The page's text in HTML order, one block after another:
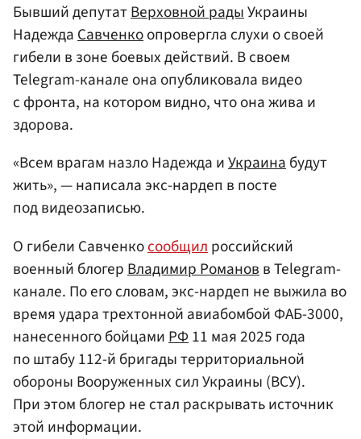
Бывший депутатВерховной радыУкраины
НадеждаСавченкоопровергла слухи о своей
гибели в зоне боевых действий. В своем
Telegram-канале она опубликовала видео
с фронта, на котором видно, что она жива и
здорова.
«Всем врагам назло Надежда иУкраинабудут
жить», — написала экс-нардеп в посте
под видеозаписью.
О гибели Савченкосообщил российский
военный блогер Владимир Романов в Telegram-
канале. По его словам, экс-нардеп не выжила во
время удара трехтонной авиабомбой ФАБ-3000,
нанесенного бойцами РФ11 мая 2025 года
по штабу 112-й бригады территориальной
обороны Вооруженных сил Украины (ВСУ).
При этом блогер не стал раскрывать источник
этой информации.